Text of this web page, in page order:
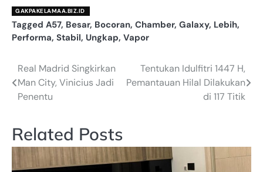
GAKPAKELAMAA.BIZ.ID
Tagged A57, Besar, Bocoran, Chamber, Galaxy, Lebih,
Performa, Stabil, Ungkap, Vapor
Navigasi
pos
Real Madrid Singkirkan
Man City, Vinicius Jadi
Penentu
Tentukan Idulfitri 1447 H,
Pemantauan Hilal Dilakukan
di 117 Titik
Related Posts